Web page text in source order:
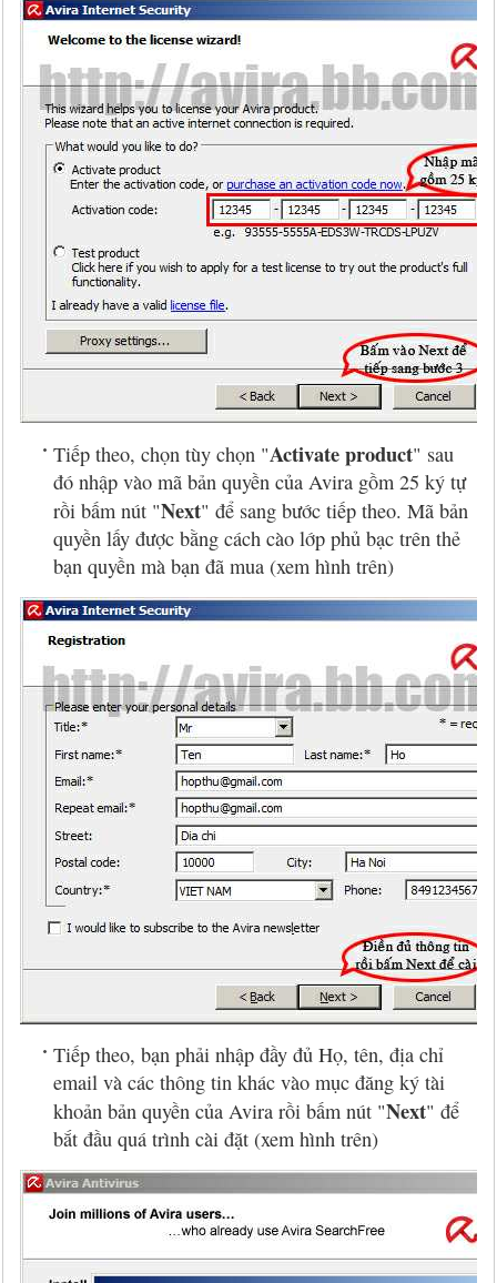
Tiếp theo, chọn tùy chọn "Activate product" sau
đó nhập vào mã bản quyền của Avira gồm 25 ký tự
rồi bấm nút "Next" để sang bước tiếp theo. Mã bản
quyền lấy được bằng cách cào lớp phủ bạc trên thẻ
bạn quyền mà bạn đã mua (xem hình trên)
Tiếp theo, bạn phải nhập đầy đủ Họ, tên, địa chỉ
email và các thông tin khác vào mục đăng ký tài
khoản bản quyền của Avira rồi bấm nút "Next" để
bắt đầu quá trình cài đặt (xem hình trên)